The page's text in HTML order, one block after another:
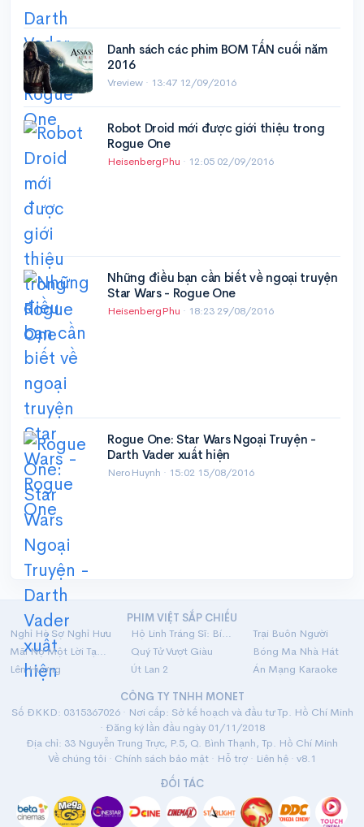
Danh sách các phim BOM TẤN cuối năm
2016
Vreview · 13:47 12/09/2016
Robot Droid mới được giới thiệu trong
Rogue One
HeisenbergPhu · 12:05 02/09/2016
Những điều bạn cần biết về ngoại truyện
Star Wars - Rogue One
HeisenbergPhu · 18:23 29/08/2016
Rogue One: Star Wars Ngoại Truyện -
Darth Vader xuất hiện
NeroHuynh · 15:02 15/08/2016
PHIM VIỆT SẮP CHIẾU
Nghỉ Hè Sợ Nghỉ Hưu
Hộ Linh Tráng Sĩ: Bí Ẩn Mộ Vua Đinh
Trại Buôn Người
Mãi Nợ Một Lời Tạm Biệt
Quý Tử Vượt Giàu
Bóng Ma Nhà Hát
Lên Hương
Út Lan 2
Án Mạng Karaoke
CÔNG TY TNHH MONET
Số ĐKKD: 0315367026 · Nơi cấp: Sở kế hoạch và đầu tư Tp. Hồ Chí Minh
· Đăng ký lần đầu ngày 01/11/2018
Địa chỉ: 33 Nguyễn Trung Trực, P.5, Q. Bình Thạnh, Tp. Hồ Chí Minh
Về chúng tôi · Chính sách bảo mật · Hỗ trợ · Liên hệ · v8.1
ĐỐI TÁC